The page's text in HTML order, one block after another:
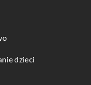
dzieci